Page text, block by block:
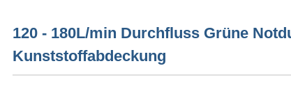
120 - 180L/min Durchfluss Grüne
Kunststoffabdeckung